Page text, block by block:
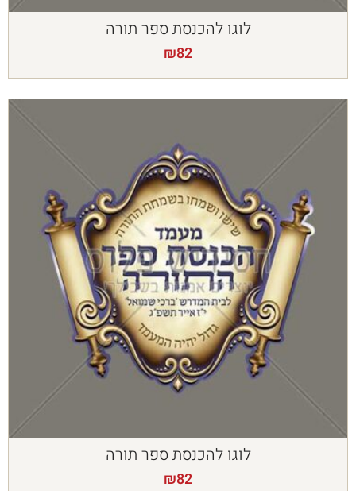
לוגו להכנסת ספר תורה
₪82
לוגו להכנסת ספר תורה
₪82